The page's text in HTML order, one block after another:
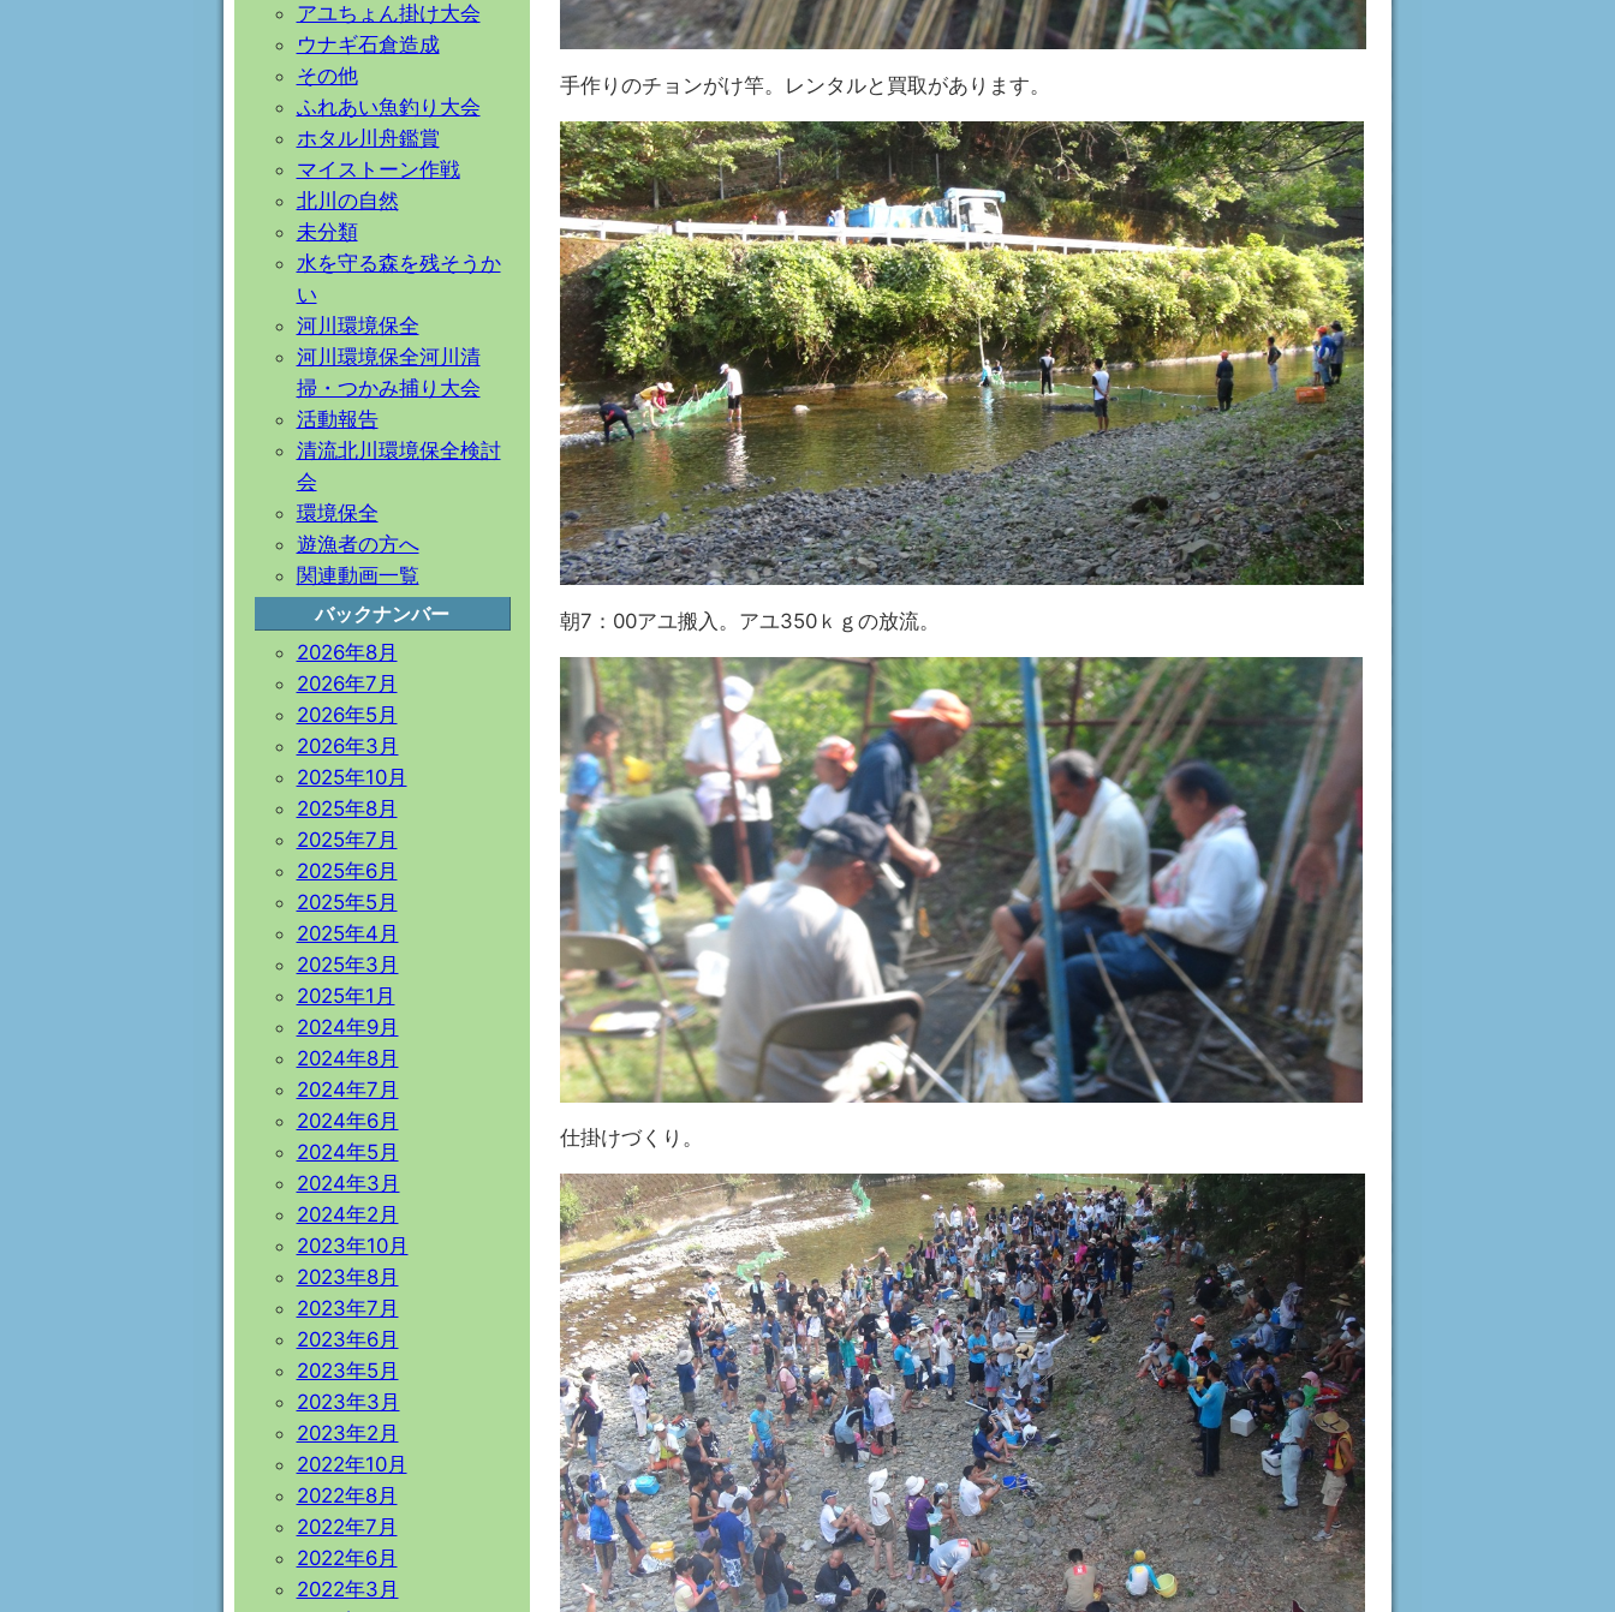
手作りのチョンがけ竿。レンタルと買取があります。
朝7：00アユ搬入。アユ350ｋｇの放流。
仕掛けづくり。
アユちょん掛け大会
ウナギ石倉造成
その他
ふれあい魚釣り大会
ホタル川舟鑑賞
マイストーン作戦
北川の自然
未分類
水を守る森を残そうか
い
河川環境保全
河川環境保全河川清
掃・つかみ捕り大会
活動報告
清流北川環境保全検討
会
環境保全
遊漁者の方へ
関連動画一覧
バックナンバー
2026年8月
2026年7月
2026年5月
2026年3月
2025年10月
2025年8月
2025年7月
2025年6月
2025年5月
2025年4月
2025年3月
2025年1月
2024年9月
2024年8月
2024年7月
2024年6月
2024年5月
2024年3月
2024年2月
2023年10月
2023年8月
2023年7月
2023年6月
2023年5月
2023年3月
2023年2月
2022年10月
2022年8月
2022年7月
2022年6月
2022年3月